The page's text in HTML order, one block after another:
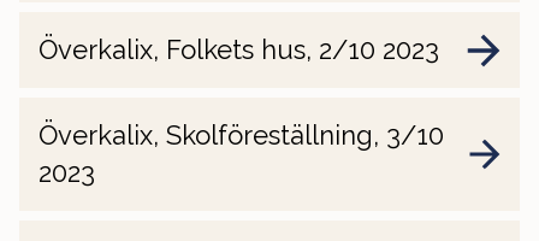
Överkalix, Folkets hus, 2/10 2023
Överkalix, Skolföreställning, 3/10
2023